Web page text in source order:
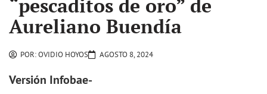
“pescaditos de oro” de
Aureliano Buendía
POR:OVIDIO HOYOS AGOSTO 8, 2024
Versión Infobae-